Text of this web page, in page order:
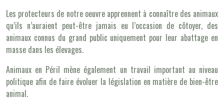
Les protecteurs de notre oeuvre apprennent à connaître des animaux
qu’ils n’auraient peut-être jamais eu l’occasion de côtoyer, des
animaux connus du grand public uniquement pour leur abattage en
masse dans les élevages.
Animaux en Péril mène également un travail important au niveau
politique afin de faire évoluer la législation en matière de bien-être
animal.